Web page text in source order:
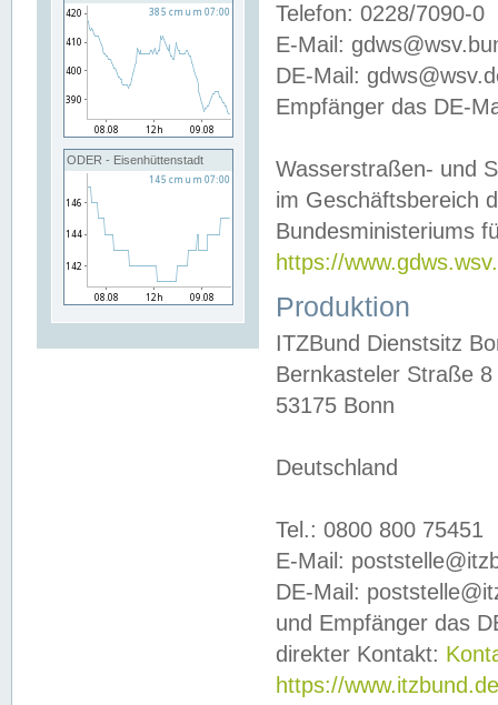
ODER - Eisenhüttenstadt
Telefon: 0228/7090-0
E-Mail:
DE-Mail:
Empfänger das DE-
Wasserstraßen- und
im Geschäftsbereich
Bundesministeriums
https://
Produktion
ITZBund Dienstsitz
Bernkasteler Straße 8
53175 Bonn
Deutschland
Tel.: 0800 800 75451
E-Mail:
DE-Mail:
und Empfänger das
direkter Kontakt:
https://